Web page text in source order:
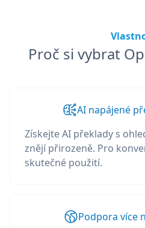
Proč si vybrat
AI napájené
Získejte AI překlady s
znějí přirozeně. Pro
skutečné použití.
Podpora více